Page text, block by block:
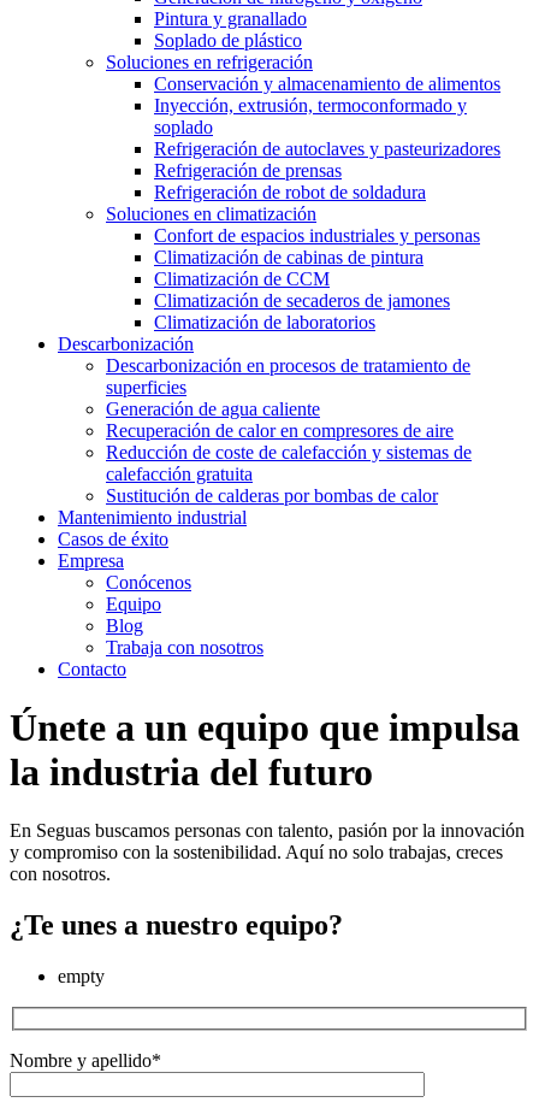
Pintura y granallado
Soplado de plástico
Soluciones en refrigeración
Conservación y almacenamiento de alimentos
Inyección, extrusión, termoconformado y
soplado
Refrigeración de autoclaves y pasteurizadores
Refrigeración de prensas
Refrigeración de robot de soldadura
Soluciones en climatización
Confort de espacios industriales y personas
Climatización de cabinas de pintura
Climatización de CCM
Climatización de secaderos de jamones
Climatización de laboratorios
Descarbonización
Descarbonización en procesos de tratamiento de
superficies
Generación de agua caliente
Recuperación de calor en compresores de aire
Reducción de coste de calefacción y sistemas de
calefacción gratuita
Sustitución de calderas por bombas de calor
Mantenimiento industrial
Casos de éxito
Empresa
Conócenos
Equipo
Blog
Trabaja con nosotros
Contacto
Únete a un equipo que impulsa
la industria del futuro
En Seguas buscamos personas con talento, pasión por la innovación
y compromiso con la sostenibilidad. Aquí no solo trabajas, creces
con nosotros.
¿Te unes a nuestro equipo?
empty
Nombre y apellido*